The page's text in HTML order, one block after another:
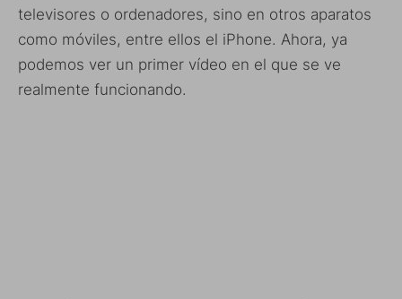
televisores o ordenadores, sino en otros aparatos
como móviles, entre ellos el iPhone. Ahora, ya
podemos ver un primer vídeo en el que se ve
realmente funcionando.